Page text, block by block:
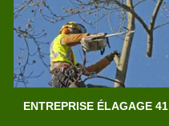
ENTREPRISE ÉLAGAGE 41